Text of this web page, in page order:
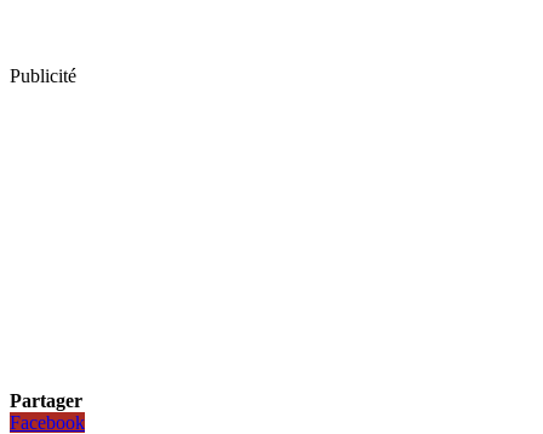
Publicité
Partager
Facebook